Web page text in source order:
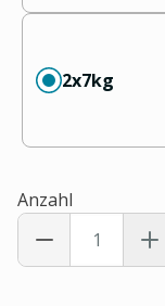
2x7kg
Anzahl